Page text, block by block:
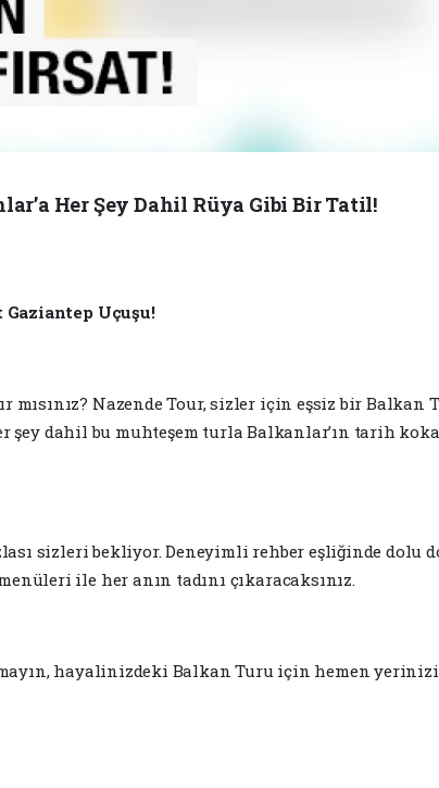
Her Şey Dahil Rüya Gibi Bir Tatil!
Gaziantep Uçuşu!
Nazende Tour, sizler için eşsiz bir Balkan
şey dahil bu muhteşem turla Balkanlar’ın tarih
sizleri bekliyor. Deneyimli rehber eşliğinde dolu
ile her anın tadını çıkaracaksınız.
hayalinizdeki Balkan Turu için hemen yerinizi